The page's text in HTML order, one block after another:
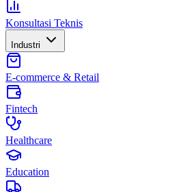
Konsultasi Teknis
Industri
E-commerce & Retail
Fintech
Healthcare
Education